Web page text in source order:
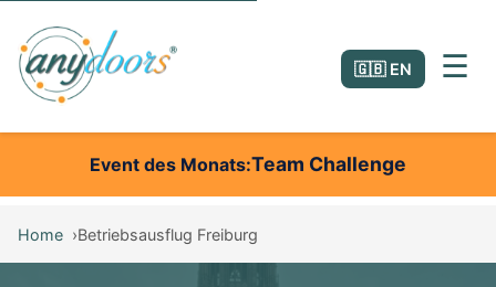
🇬🇧 EN ☰
Event des Monats Team Challenge
Home Betriebsausflug Freiburg